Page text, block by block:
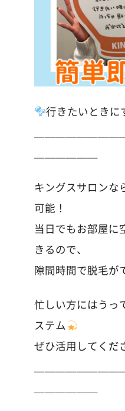
行きたいときに
キングスサロンな
可能！
当日でもお部屋に
きるので、
隙間時間で脱毛が
忙しい方にはうっ
ステム
ぜひ活用してくだ